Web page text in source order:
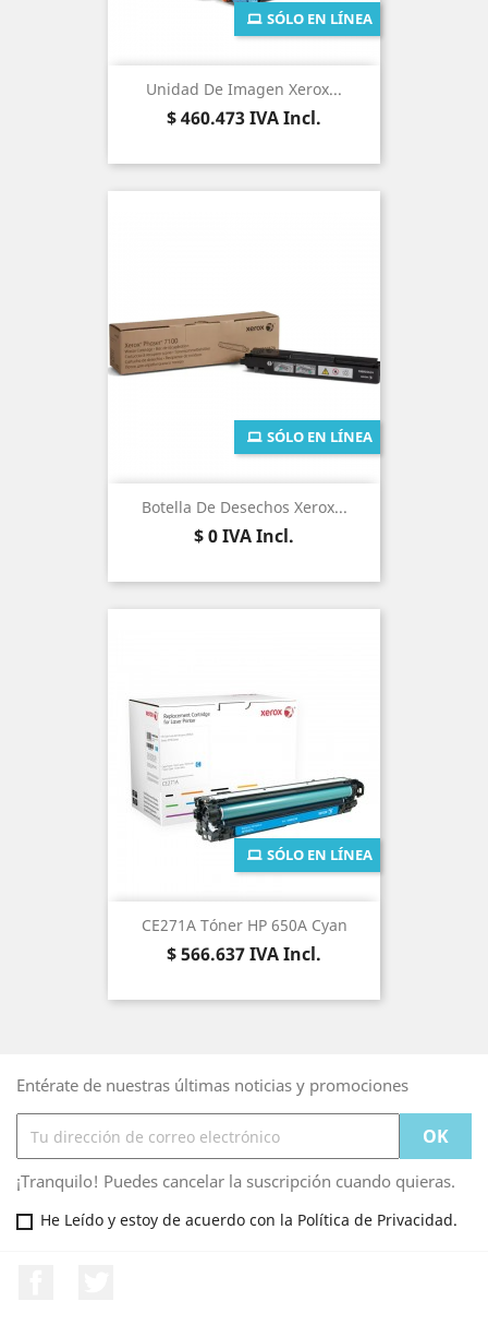
Unidad De Imagen Xerox...
Precio
$ 460.473IVA Incl.
SÓLO EN LÍNEA
Botella De Desechos Xerox...
Precio
$ 0IVA Incl.
SÓLO EN LÍNEA
CE271A Tóner HP 650A Cyan
Precio
$ 566.637IVA Incl.
SÓLO EN LÍNEA
Entérate de nuestras últimas noticias y promociones
¡Tranquilo! Puedes cancelar la suscripción cuando quieras.
He Leído y estoy de acuerdo con la Política de Privacidad.